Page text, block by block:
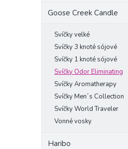
Goose Creek Candle
Svíčky velké
Svíčky 3 knoté sójové
Svíčky 1 knoté sójové
Svíčky Odor Eliminating
Svíčky Aromatherapy
Svíčky Men´s Collection
Svíčky World Traveler
Vonné vosky
Haribo